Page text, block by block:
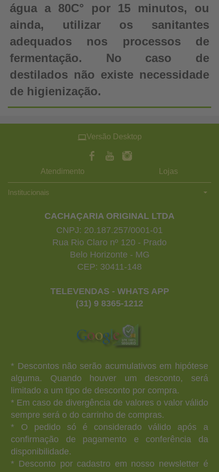
água a 80C° por 15 minutos, ou
ainda, utilizar os sanitantes
adequados nos processos de
fermentação. No caso de
destilados não existe necessidade
de higienização.
Versão Desktop
Atendimento Lojas
Institucionais
CACHAÇARIA ORIGINAL LTDA
CNPJ: 20.187.257/0001-01
Rua Rio Claro nº 120 - Prado
Belo Horizonte - MG
CEP: 30411-148
TELEVENDAS - WHATS APP
(31) 9 8365-1212
* Descontos não serão acumulativos em hipótese
alguma. Quando houver um desconto, será
limitado a um tipo de desconto por compra.
* Em caso de divergência de valores o valor válido
sempre será o do carrinho de compras.
* O pedido só é considerado válido após a
confirmação de pagamento e conferência da
disponibilidade.
* Desconto por cadastro em nosso newsletter é